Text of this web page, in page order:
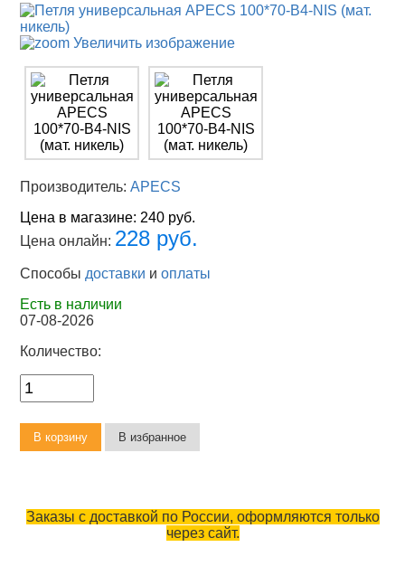
Увеличить изображение
Производитель:APECS
Цена в магазине: 240 руб.
Цена онлайн: 228 руб.
Способы доставки иоплаты
Есть в наличии
07-08-2026
Количество:
Заказы с доставкой по России, оформляются только
через сайт.